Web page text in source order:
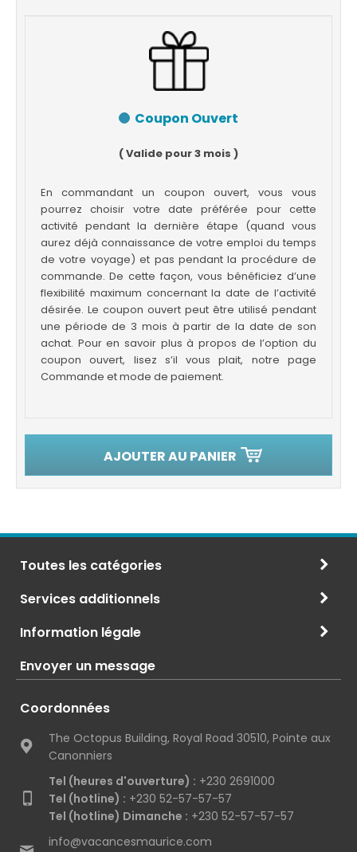
Coupon Ouvert
( Valide pour 3 mois )
En commandant un coupon ouvert, vous vous
pourrez choisir votre date préférée pour cette
activité pendant la dernière étape (quand vous
aurez déjà connaissance de votre emploi du temps
de votre voyage) et pas pendant la procédure de
commande. De cette façon, vous bénéficiez d’une
flexibilité maximum concernant la date de l’activité
désirée. Le coupon ouvert peut être utilisé pendant
une période de 3 mois à partir de la date de son
achat. Pour en savoir plus à propos de l’option du
coupon ouvert, lisez s’il vous plait, notre page
Commande et mode de paiement.
AJOUTER AU PANIER
Toutes les catégories
Services additionnels
Information légale
Envoyer un message
Coordonnées
The Octopus Building, Royal Road 30510, Pointe aux
Canonniers
Tel (heures d'ouverture) : +230 2691000
Tel (hotline) : +230 52-57-57-57
Tel (hotline) Dimanche : +230 52-57-57-57
info@vacancesmaurice.com